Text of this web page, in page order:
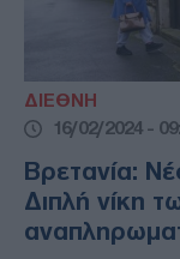
ΔΙΕΘΝΗ
16/02/2024 -
Βρετανία:
Διπλή νίκη